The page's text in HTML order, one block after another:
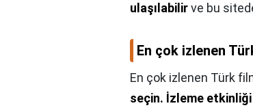
ulaşılabilirve bu
En çok izlenen
En çok izlenen Türk
seçin. İzleme etkinliği